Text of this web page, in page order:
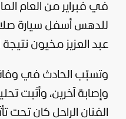
في فبراير من العام
للدهس أسفل سيارة صلاح
عبد العزيز مخيون نتيجة
وتسبّب الحادث في
وإصابة آخرين، وأثبت
الفنان الراحل كان تحت